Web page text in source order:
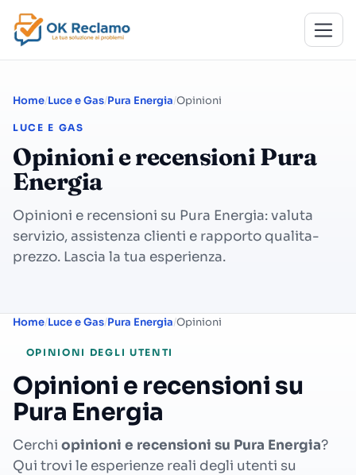
Home Luce e Gas Pura Energia Opinioni
LUCE E GAS
Opinioni e recensioni Pura
Energia
Opinioni e recensioni su Pura Energia: valuta
servizio, assistenza clienti e rapporto qualita-
prezzo. Lascia la tua esperienza.
Home Luce e Gas Pura Energia Opinioni
OPINIONI DEGLI UTENTI
Opinioni e recensioni su
Pura Energia
Cerchi opinioni e recensioni su Pura Energia?
Qui trovi le esperienze reali degli utenti su